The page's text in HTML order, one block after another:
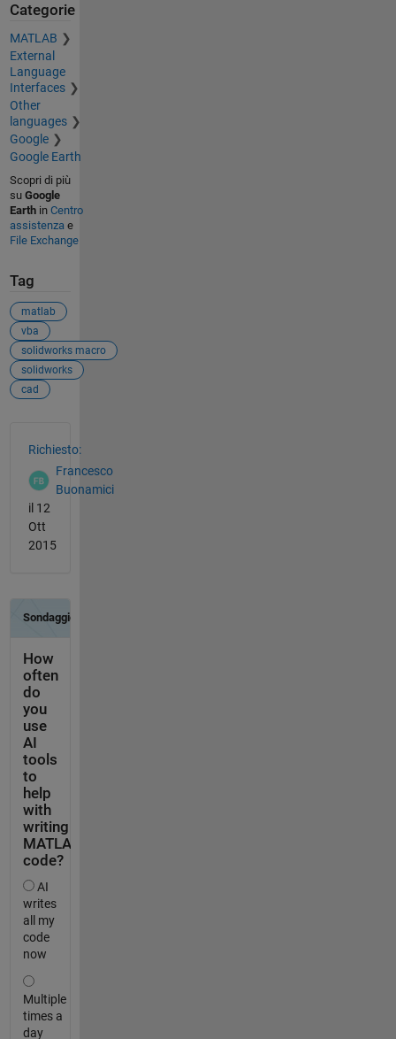
Categorie
MATLAB
External
Language
Interfaces
Other
languages
Google
Google Earth
Scopri di più
su Google
Earthin Centro
assistenzae
File Exchange
Tag
matlab
vba
solidworks macro
solidworks
cad
Richiesto:
Francesco
Buonamici
il 12
Ott
2015